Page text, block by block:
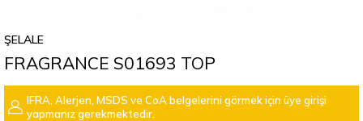
ŞELALE
FRAGRANCE S01693 TOP
IFRA, Alerjen, MSDS ve CoA belgelerini görmek için üye girişi
yapmanız gerekmektedir.